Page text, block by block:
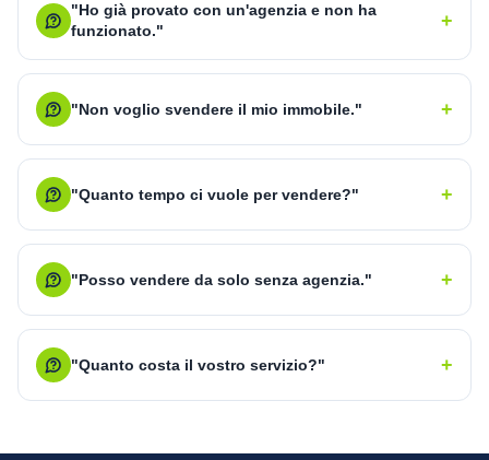
"Ho già provato con un'agenzia e non ha
funzionato."
+
"Non voglio svendere il mio immobile." +
"Quanto tempo ci vuole per vendere?" +
"Posso vendere da solo senza agenzia." +
"Quanto costa il vostro servizio?" +